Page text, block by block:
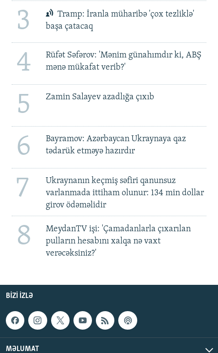
3
Tramp: İranla müharibə 'çox tezliklə'
başa çatacaq
4
Rüfət Səfərov: 'Mənim günahımdır ki, ABŞ
mənə mükafat verib?'
5 Zamin Salayev azadlığa çıxıb
6
Bayramov: Azərbaycan Ukraynaya qaz
tədarük etməyə hazırdır
7
Ukraynanın keçmiş səfiri qanunsuz
varlanmada ittiham olunur: 134 min dollar
girov ödəməlidir
8
MeydanTV işi: 'Çamadanlarla çıxarılan
pulların hesabını xalqa nə vaxt
verəcəksiniz?'
BIZI IZLƏ
MƏLUMAT